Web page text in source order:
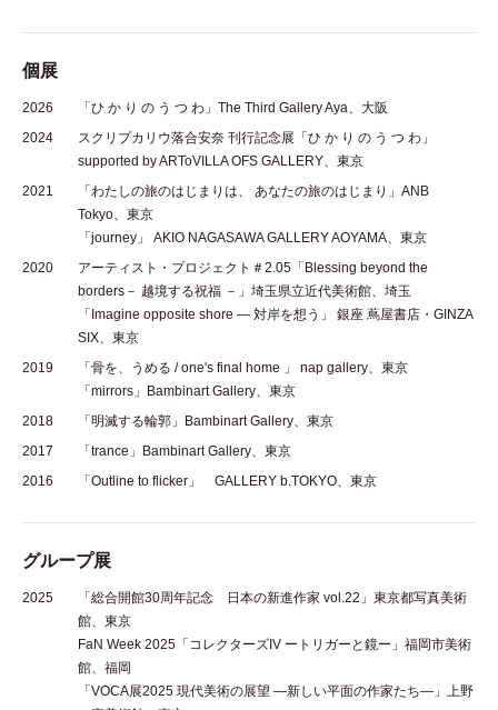
個展
2026
「ひ か り の う つ わ」The Third Gallery Aya、大阪
2024
スクリプカリウ落合安奈 刊行記念展「ひ か り の う つ わ」
supported by ARToVILLA OFS GALLERY、東京
2021
「わたしの旅のはじまりは、 あなたの旅のはじまり」ANB
Tokyo、東京
「journey」 AKIO NAGASAWA GALLERY AOYAMA、東京
2020
アーティスト・プロジェクト＃2.05「Blessing beyond the
borders－ 越境する祝福 －」埼玉県立近代美術館、埼玉
「Imagine opposite shore ― 対岸を想う」 銀座 蔦屋書店・GINZA
SIX、東京​
2019
「骨を、うめる / one's final home 」 nap gallery、東京
「mirrors」Bambinart Gallery、東京
2018
「明滅する輪郭」Bambinart Gallery、東京
2017
「trance」Bambinart Gallery、東京
2016
「Outline to flicker」 GALLERY b.TOKYO、東京
グループ展
2025
「総合開館30周年記念 日本の新進作家 vol.22」東京都写真美術
館、東京
FaN Week 2025「コレクターズIV ートリガーと鏡ー」福岡市美術
館、福岡
「VOCA展2025 現代美術の展望 —新しい平面の作家たち—」上野